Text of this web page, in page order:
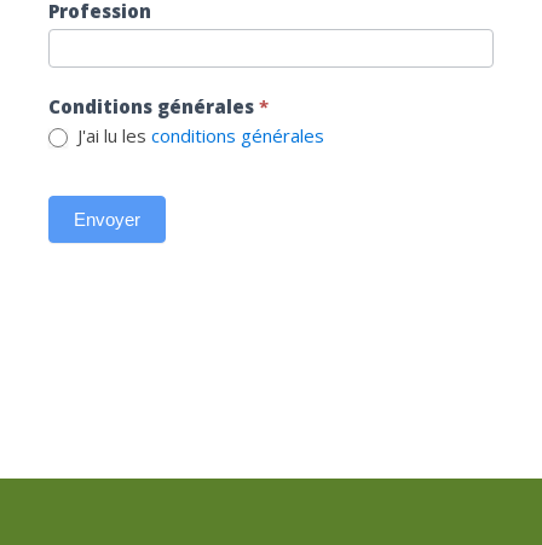
Profession
Conditions générales *
J'ai lu les conditions générales
Envoyer